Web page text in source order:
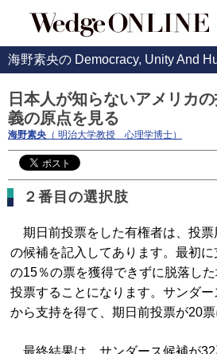
海野素央の Democracy, Unity And
日本人が知らないアメリカ
義の原点を見る
海野素央 （ 明治大学教授 心理学博士）
２番目の選択肢
期日前投票をした有権者は、投票
の候補を記入してあります。最初
の15％の票を獲得できずに脱落し
投票することになります。サンダ
から支持を得て、期日前投票が20票
最終結果は、サンダース候補が